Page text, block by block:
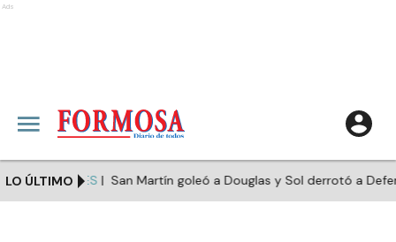
Ads
LO ÚLTIMO
San Martín goleó a Douglas y Sol derrotó a Defensores